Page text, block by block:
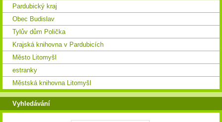
Pardubický kraj
Obec Budislav
Tylův dům Polička
Krajská knihovna v Pardubicích
Město Litomyšl
estranky
Městská knihovna Litomyšl
Vyhledávání